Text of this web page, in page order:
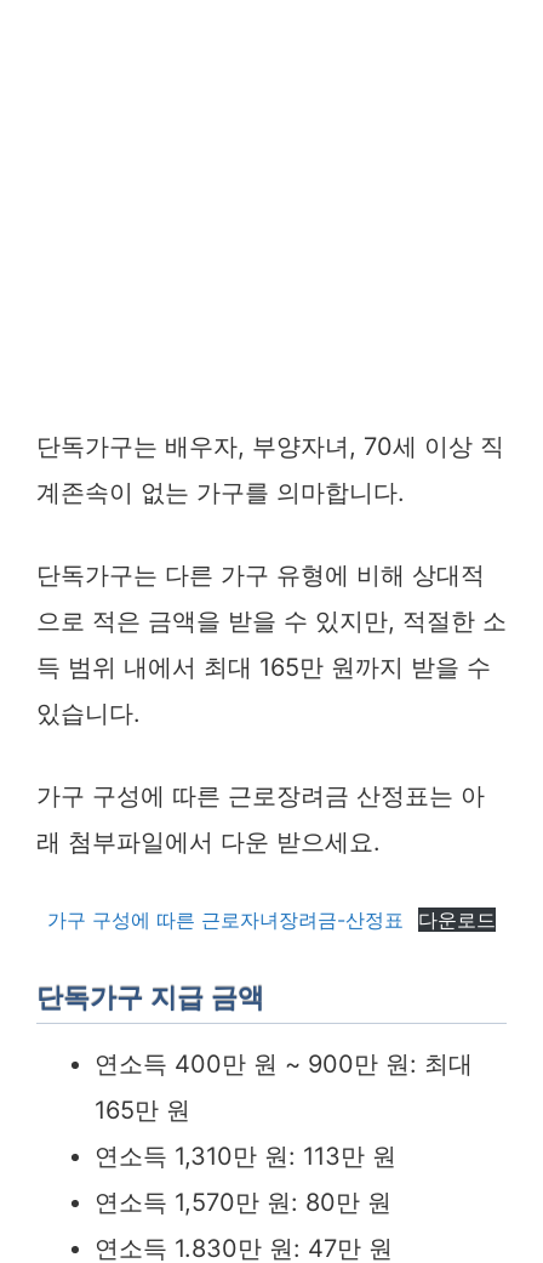
단독가구는 배우자, 부양자녀, 70세 이상 직
계존속이 없는 가구를 의마합니다.
단독가구는 다른 가구 유형에 비해 상대적
으로 적은 금액을 받을 수 있지만, 적절한 소
득 범위 내에서 최대 165만 원까지 받을 수
있습니다.
가구 구성에 따른 근로장려금 산정표는 아
래 첨부파일에서 다운 받으세요.
가구 구성에 따른 근로자녀장려금-산정표 다운로드
단독가구 지급 금액
연소득 400만 원 ~ 900만 원: 최대
165만 원
연소득 1,310만 원: 113만 원
연소득 1,570만 원: 80만 원
연소득 1.830만 원: 47만 원